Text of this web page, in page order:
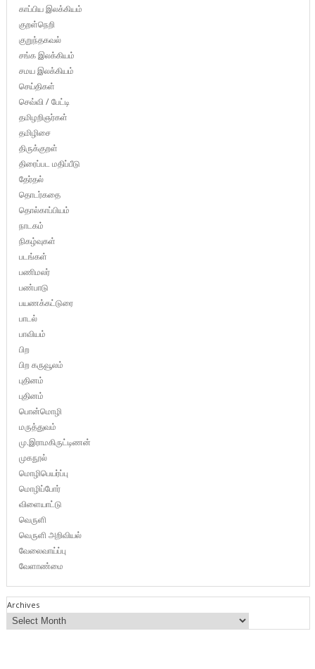
காப்பிய இலக்கியம்
குறள்நெறி
குறுந்தகவல்
சங்க இலக்கியம்
சமய இலக்கியம்
செய்திகள்
செவ்வி / பேட்டி
தமிழறிஞர்கள்
தமிழிசை
திருக்குறள்
திரைப்பட மதிப்பீடு
தேர்தல்
தொடர்கதை
தொல்காப்பியம்
நாடகம்
நிகழ்வுகள்
படங்கள்
பணிமலர்
பண்பாடு
பயணக்கட்டுரை
பாடல்
பாவியம்
பிற
பிற கருவூலம்
புதினம்
புதினம்
பொன்மொழி
மருத்துவம்
மு.இராமகிருட்டிணன்
முகநூல்
மொழிபெயர்ப்பு
மொழிப்போர்
விளையாட்டு
வெருளி
வெருளி அறிவியல்
வேலைவாய்ப்பு
வேளாண்மை
Archives